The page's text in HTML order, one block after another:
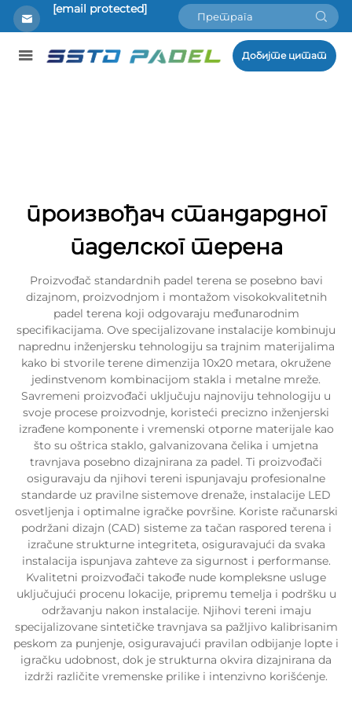
[email protected]
Добијте цитат
произвођач стандардног
паделског терена
Proizvođač standardnih padel terena se posebno bavi
dizajnom, proizvodnjom i montažom visokokvalitetnih
padel terena koji odgovaraju međunarodnim
specifikacijama. Ove specijalizovane instalacije kombinuju
naprednu inženjersku tehnologiju sa trajnim materijalima
kako bi stvorile terene dimenzija 10x20 metara, okružene
jedinstvenom kombinacijom stakla i metalne mreže.
Savremeni proizvođači uključuju najnoviju tehnologiju u
svoje procese proizvodnje, koristeći precizno inženjerski
izrađene komponente i vremenski otporne materijale kao
što su oštrica staklo, galvanizovana čelika i umjetna
travnjava posebno dizajnirana za padel. Ti proizvođači
osiguravaju da njihovi tereni ispunjavaju profesionalne
standarde uz pravilne sistemove drenaže, instalacije LED
osvetljenja i optimalne igračke površine. Koriste računarski
podržani dizajn (CAD) sisteme za tačan raspored terena i
izračune strukturne integriteta, osiguravajući da svaka
instalacija ispunjava zahteve za sigurnost i performanse.
Kvalitetni proizvođači takođe nude kompleksne usluge
uključujući procenu lokacije, pripremu temelja i podršku u
održavanju nakon instalacije. Njihovi tereni imaju
specijalizovane sintetičke travnjava sa pažljivo kalibrisanim
peskom za punjenje, osiguravajući pravilan odbijanje lopte i
igračku udobnost, dok je strukturna okvira dizajnirana da
izdrži različite vremenske prilike i intenzivno korišćenje.